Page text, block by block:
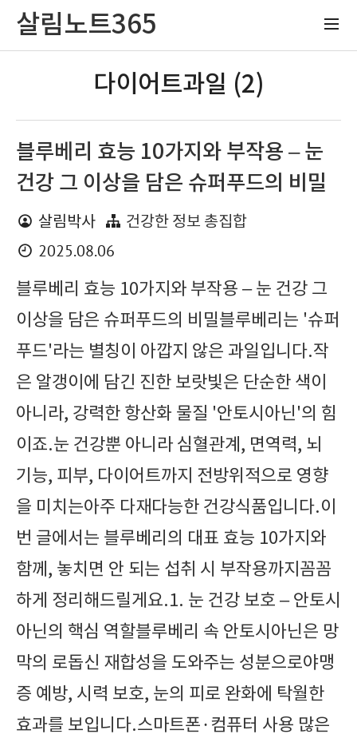
살림노트365
다이어트과일 (2)
블루베리 효능 10가지와 부작용 – 눈
건강 그 이상을 담은 슈퍼푸드의 비밀
살림박사 건강한 정보 총집합
2025.08.06
블루베리 효능 10가지와 부작용 – 눈 건강 그
이상을 담은 슈퍼푸드의 비밀블루베리는 '슈퍼
푸드'라는 별칭이 아깝지 않은 과일입니다.작
은 알갱이에 담긴 진한 보랏빛은 단순한 색이
아니라, 강력한 항산화 물질 '안토시아닌'의 힘
이죠.눈 건강뿐 아니라 심혈관계, 면역력, 뇌
기능, 피부, 다이어트까지 전방위적으로 영향
을 미치는아주 다재다능한 건강식품입니다.이
번 글에서는 블루베리의 대표 효능 10가지와
함께, 놓치면 안 되는 섭취 시 부작용까지꼼꼼
하게 정리해드릴게요.1. 눈 건강 보호 – 안토시
아닌의 핵심 역할블루베리 속 안토시아닌은 망
막의 로돕신 재합성을 도와주는 성분으로야맹
증 예방, 시력 보호, 눈의 피로 완화에 탁월한
효과를 보입니다.스마트폰·컴퓨터 사용 많은